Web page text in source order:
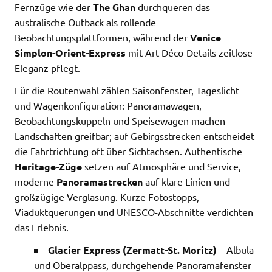
Fernzüge wie der The Ghan durchqueren das
australische Outback als rollende
Beobachtungsplattformen, während der Venice
Simplon-Orient-Express mit Art-Déco-Details zeitlose
Eleganz pflegt.
Für die Routenwahl zählen Saisonfenster, Tageslicht
und Wagenkonfiguration: Panoramawagen,
Beobachtungskuppeln und Speisewagen machen
Landschaften greifbar; auf Gebirgsstrecken entscheidet
die Fahrtrichtung oft über Sichtachsen. Authentische
Heritage-Züge setzen auf Atmosphäre und Service,
moderne Panoramastrecken auf klare Linien und
großzügige Verglasung. Kurze Fotostopps,
Viaduktquerungen und UNESCO-Abschnitte verdichten
das Erlebnis.
Glacier Express (Zermatt-St. Moritz) – Albula-
und Oberalppass, durchgehende Panoramafenster